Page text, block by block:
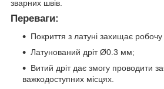
зварних швів.
Переваги:
Покриття з латуні захищає робочу
Латунований дріт Ø0.3 мм;
Витий дріт дає змогу проводити
важкодоступних місцях.